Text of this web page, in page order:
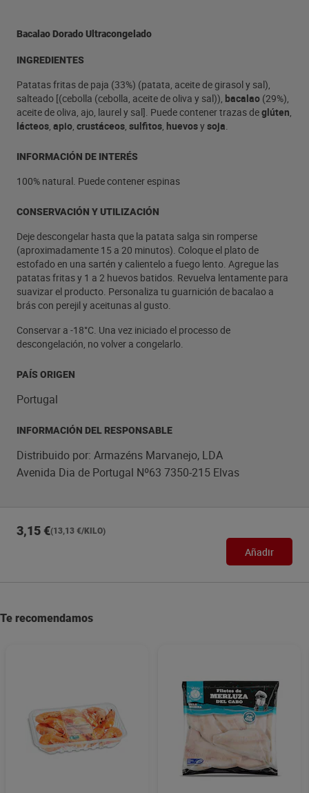
Bacalao Dorado Ultracongelado
INGREDIENTES
Patatas fritas de paja (33%) (patata, aceite de girasol y sal),
salteado [(cebolla (cebolla, aceite de oliva y sal)), bacalao (29%),
aceite de oliva, ajo, laurel y sal]. Puede contener trazas deglúten,
lácteos, apio, crustáceos, sulfitos, huevosysoja.
INFORMACIÓN DE INTERÉS
100% natural. Puede contener espinas
CONSERVACIÓN Y UTILIZACIÓN
Deje descongelar hasta que la patata salga sin romperse
(aproximadamente 15 a 20 minutos). Coloque el plato de
estofado en una sartén y calientelo a fuego lento. Agregue las
patatas fritas y 1 a 2 huevos batidos. Revuelva lentamente para
suavizar el producto. Personaliza tu guarnición de bacalao a
brás con perejil y aceitunas al gusto.
Conservar a -18°C. Una vez iniciado el processo de
descongelación, no volver a congelarlo.
PAÍS ORIGEN
Portugal
INFORMACIÓN DEL RESPONSABLE
Distribuido por: Armazéns Marvanejo, LDA
Avenida Dia de Portugal Nº63 7350-215 Elvas
3,15 €(13,13 €/KILO)
Añadir
Te recomendamos